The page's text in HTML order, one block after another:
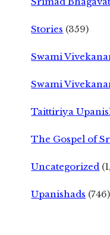
Stories (359)
Swami
Swami
Taittiriya
The Gospel of
Uncategorized
Upanishads (746)